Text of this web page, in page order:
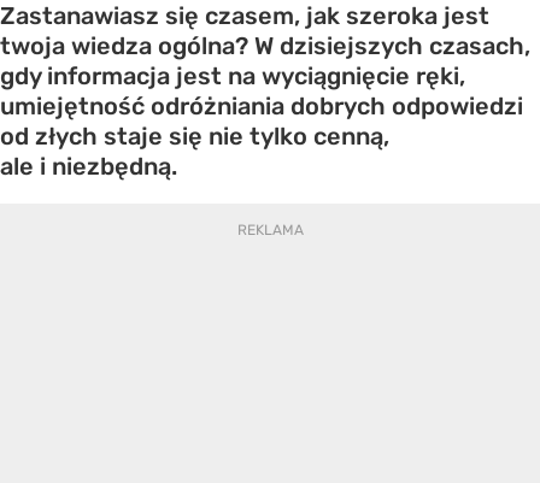
Zastanawiasz się czasem, jak szeroka jest
twoja wiedza ogólna? W dzisiejszych czasach,
gdy informacja jest na wyciągnięcie ręki,
umiejętność odróżniania dobrych odpowiedzi
od złych staje się nie tylko cenną,
ale i niezbędną.